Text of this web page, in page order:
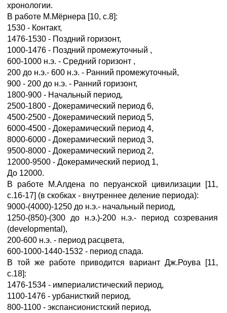
хронологии.
В работе М.Мёрнера [10, с.8]:
1530 - Контакт,
1476-1530 - Поздний горизонт,
1000-1476 - Поздний промежуточный ,
600-1000 н.э. - Средний горизонт ,
200 до н.э.- 600 н.э. - Ранний промежуточный,
900 - 200 до н.э. - Ранний горизонт,
1800-900 - Начальный период,
2500-1800 - Докерамический период 6,
4500-2500 - Докерамический период 5,
6000-4500 - Докерамический период 4,
8000-6000 - Докерамический период 3,
9500-8000 - Докерамический период 2,
12000-9500 - Докерамический период 1,
До 12000.
В работе М.Алдена по перуанской цивилизации [11,
с.16-17] (в скобках - внутреннее деление периода):
9000-(4000)-1250 до н.э.- начальный период,
1250-(850)-(300 до н.э.)-200 н.э.- период созревания
(developmental),
200-600 н.э. - период расцвета,
600-1000-1440-1532 - период спада.
В той же работе приводится вариант Дж.Роува [11,
с.18]:
1476-1534 - империалистический период,
1100-1476 - урбанисткий период,
800-1100 - экспансионистский период,